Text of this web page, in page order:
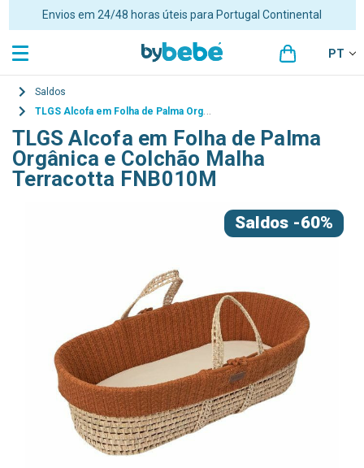
Portes grátis para encomendas superiores a 48€ para Portugal
Continental
PT
Saldos
TLGS Alcofa em Folha de Palma Orgânica e Colchão Malha Terracotta FNB010M
TLGS Alcofa em Folha de Palma
Orgânica e Colchão Malha
Terracotta FNB010M
Saldos -60%